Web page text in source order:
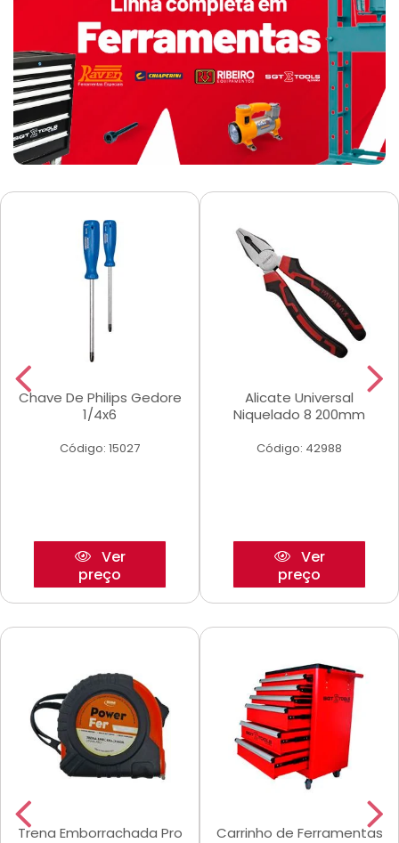
Chave De Philips Gedore
1/4x6
Código: 15027
Ver
preço
Alicate Universal
Niquelado 8 200mm
Código: 42988
Ver
preço
Trena Emborrachada Pro
Carrinho de Ferramentas